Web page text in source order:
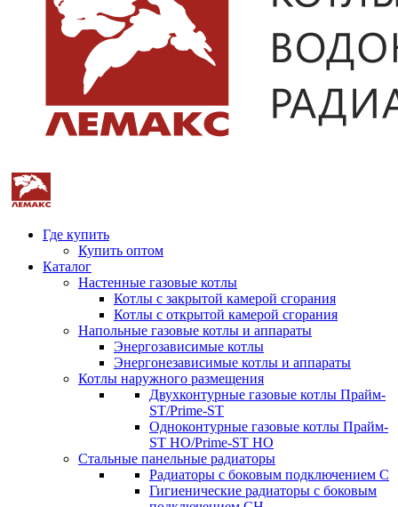
Где купить
Купить оптом
Каталог
Настенные газовые котлы
Котлы с закрытой камерой сгорания
Котлы с открытой камерой сгорания
Напольные газовые котлы и аппараты
Энергозависимые котлы
Энергонезависимые котлы и аппараты
Котлы наружного размещения
Двухконтурные газовые котлы Прайм-
ST/Prime-ST
Одноконтурные газовые котлы Прайм-
ST HO/Prime-ST HO
Стальные панельные радиаторы
Радиаторы c боковым подключением C
Гигиенические радиаторы c боковым